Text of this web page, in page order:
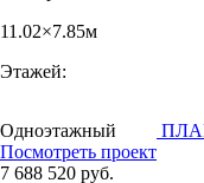
11.02×7.85м
Этажей:
Одноэтажный
Посмотреть проект
7 688 520 руб.